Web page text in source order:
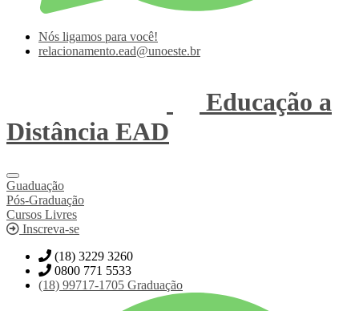
Nós ligamos para você!
relacionamento.ead@unoeste.br
Educação a
Distância EAD
Guaduação
Pós-Graduação
Cursos Livres
Inscreva-se
(18) 3229 3260
0800 771 5533
(18) 99717-1705 Graduação